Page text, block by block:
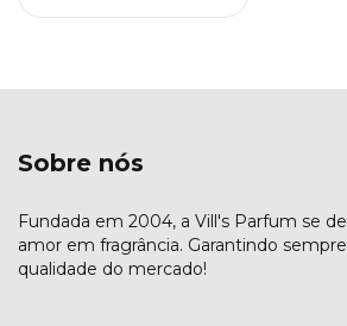
Sobre nós
Fundada em 2004, a Vill's Parfum se
amor em fragrância. Garantindo
qualidade do mercado!